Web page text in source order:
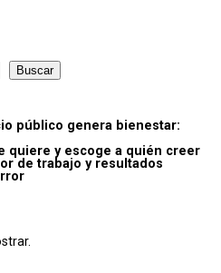
Buscar
público genera bienestar:
quiere y escoge a quién creer
de trabajo y resultados